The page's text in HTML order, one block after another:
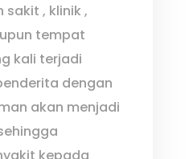
sakit , klinik ,
tempat
kali terjadi
dengan
akan menjadi
kepada